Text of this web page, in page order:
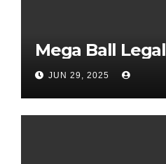
Mega Ball Legal
JUN 29, 2025